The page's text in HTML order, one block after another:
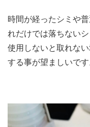
時間が経ったシミや
れだけでは落ちない
使用しないと取れな
する事が望ましいです